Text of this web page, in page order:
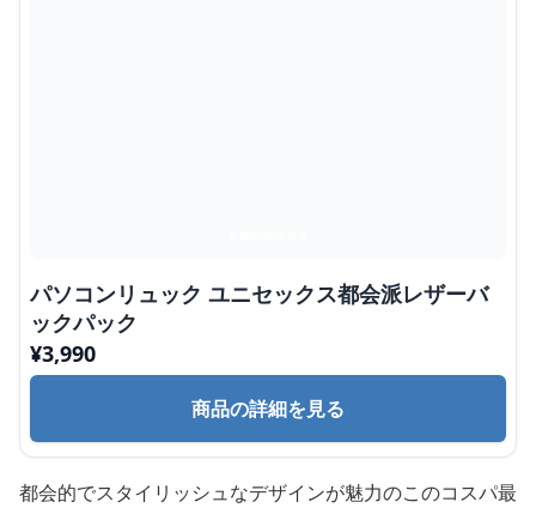
パソコンリュック ユニセックス都会派レザーバ
ックパック
¥3,990
商品の詳細を見る
都会的でスタイリッシュなデザインが魅力のこのコスパ最